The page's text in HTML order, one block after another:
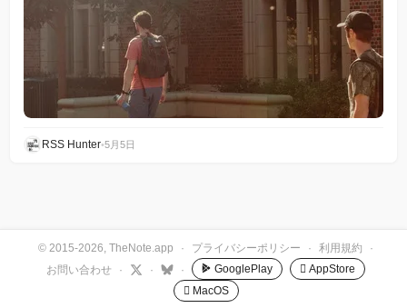
RSS Hunter•5月5日
© 2015-2026, TheNote.app · プライバシーポリシー · 利用規約
·
お問い合わせ
· · · GooglePlay
 AppStore
 MacOS